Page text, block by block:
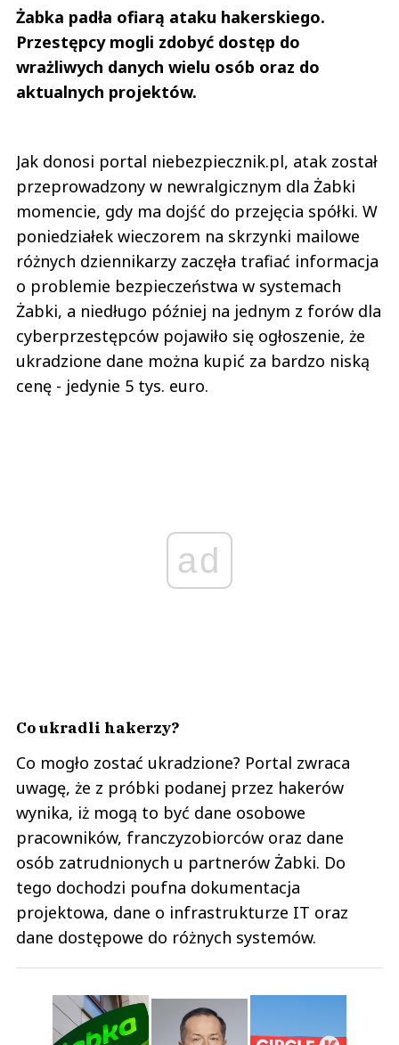
Żabka padła ofiarą ataku hakerskiego.
Przestępcy mogli zdobyć dostęp do
wrażliwych danych wielu osób oraz do
aktualnych projektów.
Jak donosi portal niebezpiecznik.pl, atak został
przeprowadzony w newralgicznym dla Żabki
momencie, gdy ma dojść do przejęcia spółki. W
poniedziałek wieczorem na skrzynki mailowe
różnych dziennikarzy zaczęła trafiać informacja
o problemie bezpieczeństwa w systemach
Żabki, a niedługo później na jednym z forów dla
cyberprzestępców pojawiło się ogłoszenie, że
ukradzione dane można kupić za bardzo niską
cenę - jedynie 5 tys. euro.
ad
Co ukradli hakerzy?
Co mogło zostać ukradzione? Portal zwraca
uwagę, że z próbki podanej przez hakerów
wynika, iż mogą to być dane osobowe
pracowników, franczyzobiorców oraz dane
osób zatrudnionych u partnerów Żabki. Do
tego dochodzi poufna dokumentacja
projektowa, dane o infrastrukturze IT oraz
dane dostępowe do różnych systemów.